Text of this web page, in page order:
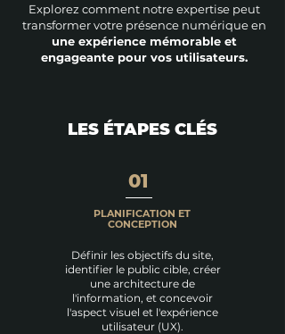
Explorez comment notre expertise peut
transformer votre présence numérique en
une expérience mémorable et
engageante pour vos utilisateurs.
Définir les objectifs du site,
identifier le public cible, créer
une architecture de
l'information, et concevoir
l'aspect visuel et l'expérience
utilisateur (UX).
LES ÉTAPES CLÉS
01
PLANIFICATION ET
CONCEPTION